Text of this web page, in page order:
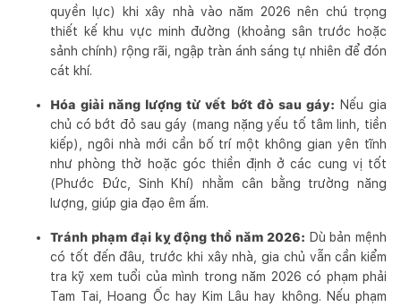
quyền lực) khi xây nhà vào năm 2026 nên chú trọng
thiết kế khu vực minh đường (khoảng sân trước hoặc
sảnh chính) rộng rãi, ngập tràn ánh sáng tự nhiên để đón
cát khí.
Hóa giải năng lượng từ vết bớt đỏ sau gáy: Nếu gia
chủ có bớt đỏ sau gáy (mang nặng yếu tố tâm linh, tiền
kiếp), ngôi nhà mới cần bố trí một không gian yên tĩnh
như phòng thờ hoặc góc thiền định ở các cung vị tốt
(Phước Đức, Sinh Khí) nhằm cân bằng trường năng
lượng, giúp gia đạo êm ấm.
Tránh phạm đại kỵ động thổ năm 2026: Dù bản mệnh
có tốt đến đâu, trước khi xây nhà, gia chủ vẫn cần kiểm
tra kỹ xem tuổi của mình trong năm 2026 có phạm phải
Tam Tai, Hoang Ốc hay Kim Lâu hay không. Nếu phạm